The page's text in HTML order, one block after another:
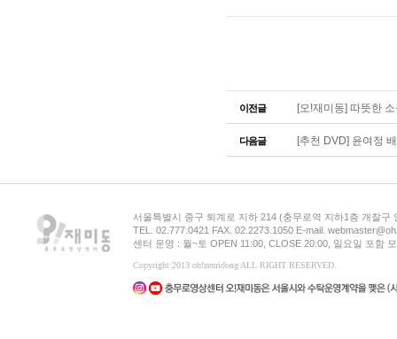
이전글 [오!재미동] 따뜻한
다음글 [추천 DVD] 윤여정
서울특별시 중구 퇴계로 지하 214 (충무로역 지하1층 개찰구
TEL. 02.777.0421 FAX. 02.2273.1050 E-mail.
센터 운영 : 월~토 OPEN 11:00, CLOSE 20:00, 일요일 포함
Copyright 2013 oh!zemidong ALL RIGHT RESERVED.